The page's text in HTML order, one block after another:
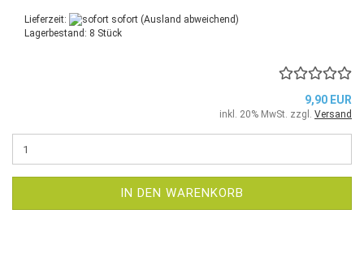
Lieferzeit: sofort (Ausland abweichend)
Lagerbestand: 8 Stück
9,90 EUR
inkl. 20% MwSt. zzgl. Versand
IN DEN WARENKORB